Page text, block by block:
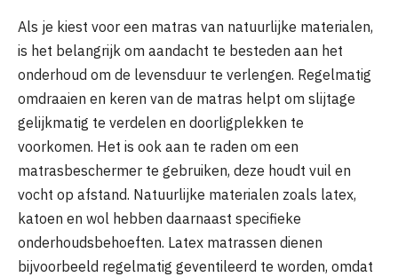
Als je kiest voor een matras van natuurlijke materialen,
is het belangrijk om aandacht te besteden aan het
onderhoud om de levensduur te verlengen. Regelmatig
omdraaien en keren van de matras helpt om slijtage
gelijkmatig te verdelen en doorligplekken te
voorkomen. Het is ook aan te raden om een
matrasbeschermer te gebruiken, deze houdt vuil en
vocht op afstand. Natuurlijke materialen zoals latex,
katoen en wol hebben daarnaast specifieke
onderhoudsbehoeften. Latex matrassen dienen
bijvoorbeeld regelmatig geventileerd te worden, omdat